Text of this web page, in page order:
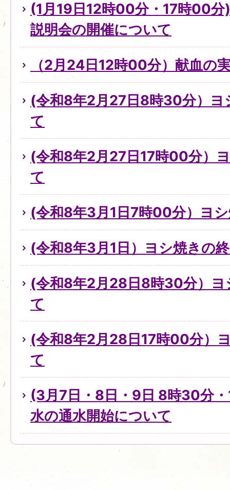
(1月19日12時00分・17時00分
説明会の開催について
（2月24日12時00分）献血の
(令和8年2月27日8時30分）ヨ
て
(令和8年2月27日17時00分）
て
(令和8年3月1日7時00分）ヨ
(令和8年3月1日）ヨシ焼きの
(令和8年2月28日8時30分）ヨ
て
(令和8年2月28日17時00分）
て
(3月7日・8日・9日 8時30分
水の通水開始について